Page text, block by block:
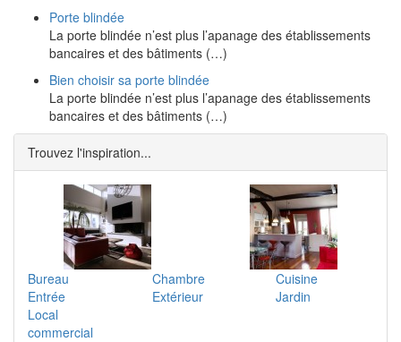
Porte blindée
La porte blindée n’est plus l’apanage des établissements
bancaires et des bâtiments (…)
Bien choisir sa porte blindée
La porte blindée n’est plus l’apanage des établissements
bancaires et des bâtiments (…)
Trouvez l'inspiration...
Bureau Chambre
Cuisine
Entrée
Extérieur
Jardin
Local
commercial